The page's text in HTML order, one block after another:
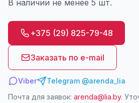
В наличии не менее 5 шт.
+375 (29) 825-79-48
Заказать по e-mail
Viber
Telegram @arenda_lia
Почта для заявок: arenda@lia.by.